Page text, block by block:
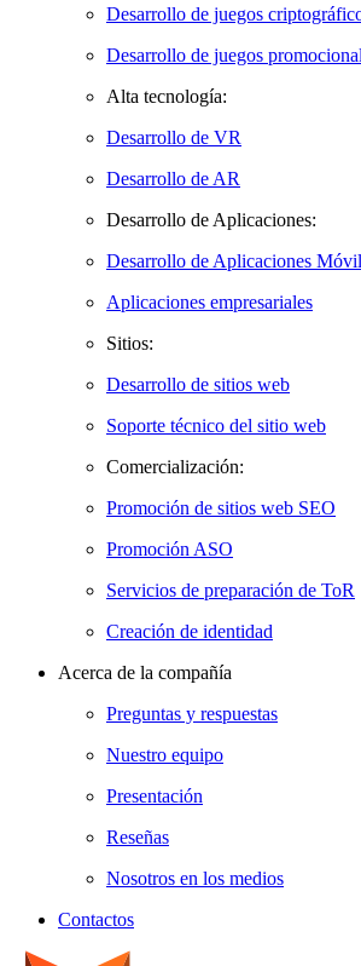
Desarrollo de juegos
Desarrollo de juegos
Alta tecnología:
Desarrollo de VR
Desarrollo de AR
Desarrollo de Aplicaciones:
Desarrollo de Aplicaciones
Aplicaciones empresariales
Sitios:
Desarrollo de sitios web
Soporte técnico del sitio web
Comercialización:
Promoción de sitios web SEO
Promoción ASO
Servicios de preparación de ToR
Creación de identidad
Acerca de la compañía
Preguntas y respuestas
Nuestro equipo
Presentación
Reseñas
Nosotros en los medios
Contactos